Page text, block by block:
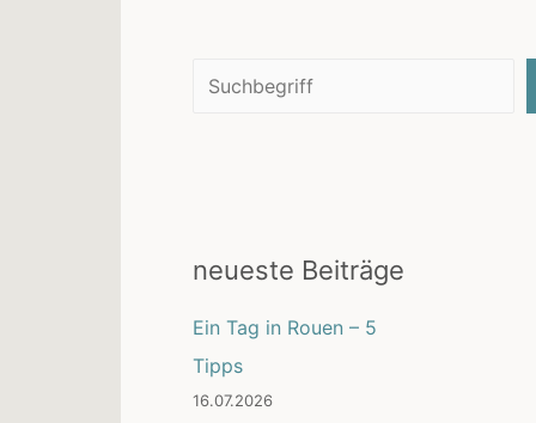
Suchen
neueste Beiträge
Ein Tag in Rouen – 5
Tipps
16.07.2026